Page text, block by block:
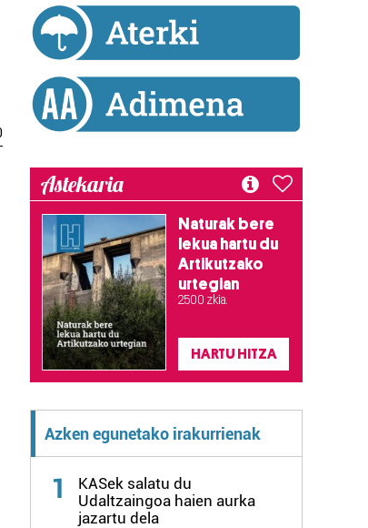
Astekaria
Naturak bere
lekua hartu du
Artikutzako
urtegian
2.500 zkia.
HARTU HITZA
Azken egunetako irakurrienak
1
KASek salatu du
Udaltzaingoa haien aurka
jazartu dela